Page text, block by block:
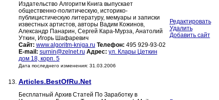
Издательство Алгоритм Книга выпускает
общественно-политическую, историко-
публицистическую литературу, мемуары и записки
известных артистов, авторы Вадим Кожинов,
Александр Панарин, Сергей Кара-Мурза, Анатолий
Уткин, Игорь Шафаревич
Сайт: www.algoritm-kniga.ru Телефон: 495 929-93-02
E-mail: surnin@zelnet.ru Адрес: ул. Клары Цеткин
дом 18, корп. 5
Дата последнего изменения: 31.03.2006
Редактировать
Удалить
Добавить сайт
13. Articles.BestOfRu.Net
Бесплатный Архив Статей По Заработку в